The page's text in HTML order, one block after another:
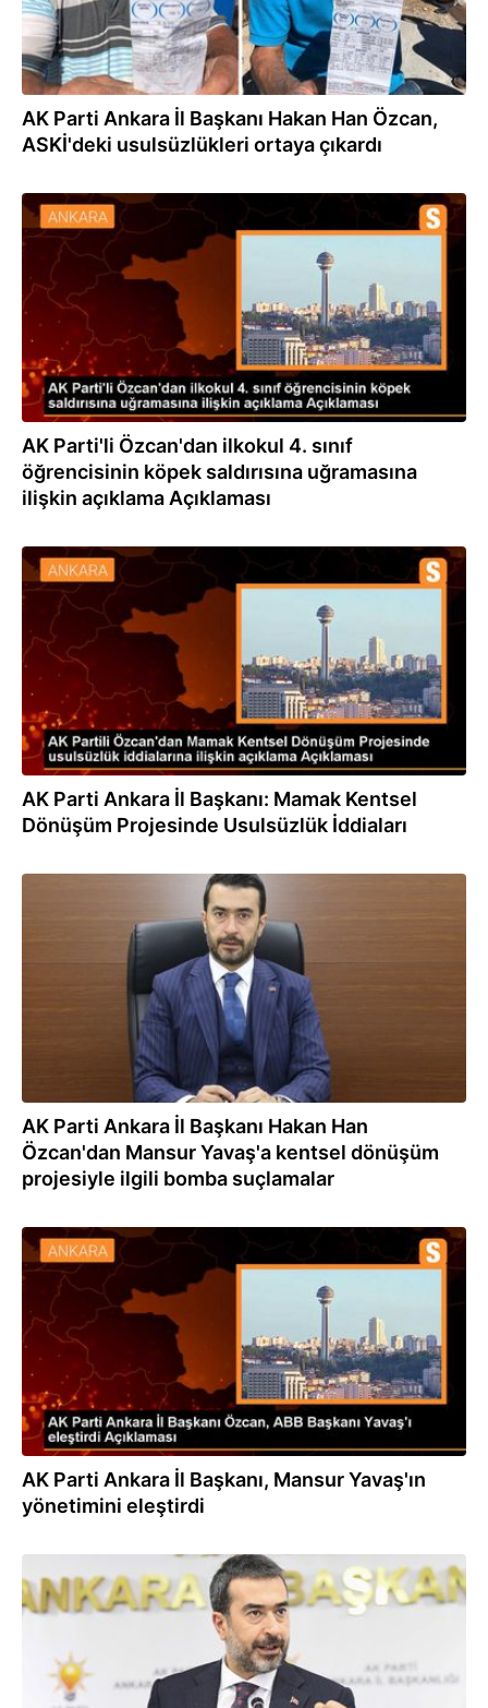
AK Parti Ankara İl Başkanı Hakan Han Özcan,
ASKİ'deki usulsüzlükleri ortaya çıkardı
11.12.2023
AK Parti'li Özcan'dan ilkokul 4. sınıf
öğrencisinin köpek saldırısına uğramasına
ilişkin açıklama Açıklaması
09.12.2023
AK Parti Ankara İl Başkanı: Mamak Kentsel
Dönüşüm Projesinde Usulsüzlük İddiaları
AK Parti Ankara İl Başkanı Hakan Han
Özcan'dan Mansur Yavaş'a kentsel dönüşüm
projesiyle ilgili bomba suçlamalar
05.12.2023
AK Parti Ankara İl Başkanı, Mansur Yavaş'ın
yönetimini eleştirdi
29.11.2023